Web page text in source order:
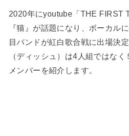
2020年にyoutube「THE FIRST
『猫』が話題になり、ボーカル
目バンドが紅白歌合戦に出場決
（ディッシュ）は4人組ではな
メンバーを紹介します。